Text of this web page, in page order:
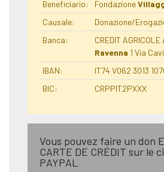
Beneficiario:
Fondazione
Causale:
Donazione/
Banca:
CREDIT
Ravenna 1 Via
IBAN:
IT74 V062 3013
BIC:
CRPPIT2PXXX
Vous pouvez faire un don
CARTE DE CRÉDIT sur le
PAYPAL